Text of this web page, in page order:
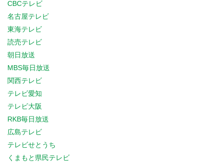
CBCテレビ
名古屋テレビ
東海テレビ
読売テレビ
朝日放送
MBS毎日放送
関西テレビ
テレビ愛知
テレビ大阪
RKB毎日放送
広島テレビ
テレビせとうち
くまもと県民テレビ